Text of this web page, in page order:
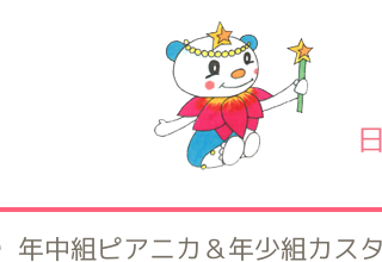
年中組ピアニカ＆年少組カス